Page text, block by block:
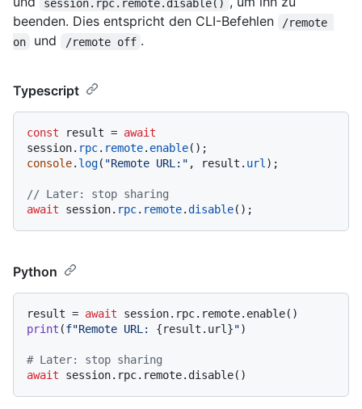
session.rpc.remote.disable()
beenden. Dies entspricht den CLI-Befehlen
/remote
on
und /remote off .
Typescript
const result = await
session. rpc. remote. enable
console. log( "Remote URL:" , result. url);
// Later: stop sharing
await session. rpc. remote.disable
Python
result = await
print (f"Remote URL: {result.url}")
# Later: stop sharing
await